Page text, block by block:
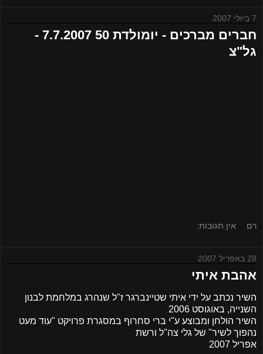
7 ביולי 2007
חברים מברכים - יומולדת 50 7.7.2007 -
גל"צ
רם אין תגובות:
28 באפריל 2007
אהבת איתי
השיר נכתב על ידי איתי שטיינברגר ז"ל שנהרג במלחמת לבנון
השנייה, באוגוסט 2006
השיר הולחן ומבוצע ע"י ברי סחרוף במסגרת פרויקט "עוד מעט
נהפוך לשיר" של גלי צה"ל ורשת
אפריל 2007